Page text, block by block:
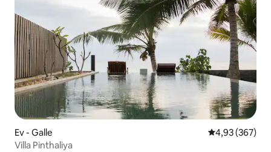
Ev - Galle 5 üzerinden
4,93 (367)
Villa Pinthaliya